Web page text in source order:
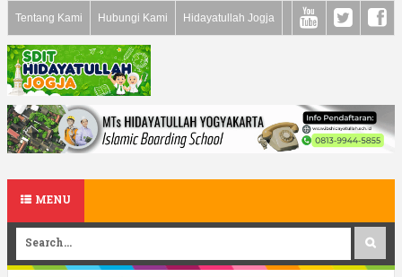
Tentang Kami Hubungi Kami Hidayatullah Jogja
MENU